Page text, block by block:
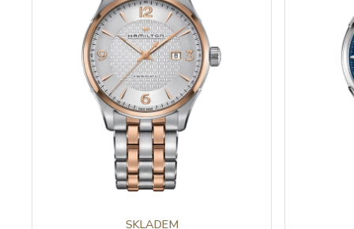
SKLADEM